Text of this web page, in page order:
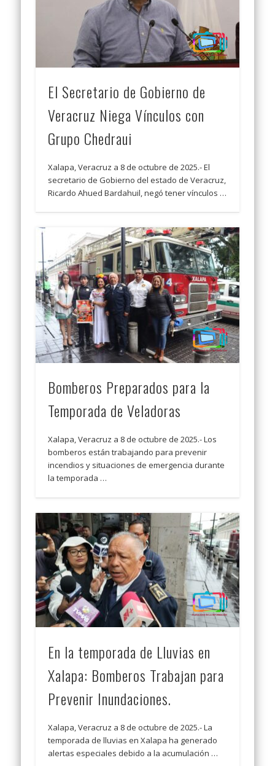
El Secretario de Gobierno de
Veracruz Niega Vínculos con
Grupo Chedraui
Xalapa, Veracruz a 8 de octubre de 2025.- El
secretario de Gobierno del estado de Veracruz,
Ricardo Ahued Bardahuil, negó tener vínculos …
Bomberos Preparados para la
Temporada de Veladoras
Xalapa, Veracruz a 8 de octubre de 2025.- Los
bomberos están trabajando para prevenir
incendios y situaciones de emergencia durante
la temporada …
En la temporada de Lluvias en
Xalapa: Bomberos Trabajan para
Prevenir Inundaciones.
Xalapa, Veracruz a 8 de octubre de 2025.- La
temporada de lluvias en Xalapa ha generado
alertas especiales debido a la acumulación …